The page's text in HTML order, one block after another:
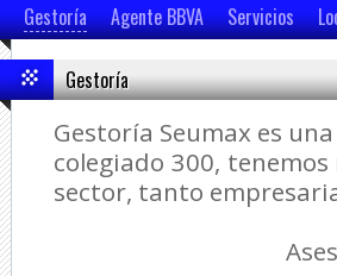
Ver móvil
Gestoría Agente BBVA Servicios
Gestoría
Gestoría Seumax es
colegiado 300,
sector, tanto